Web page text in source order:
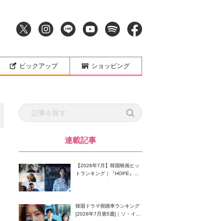
ピックアップ ショッピング
連載記事
【2026年7月】韓国映画ヒッ
トランキング｜『HOPE』が
韓国ドラマ視聴率ランキング
[2026年7月第5週]｜ソ・イン